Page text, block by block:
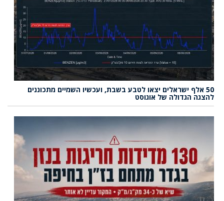
50 אלף ישראלים יצאו לטבע בשבת, ועכשיו השמיים מתכוננים
להצגה הגדולה של אוגוסט